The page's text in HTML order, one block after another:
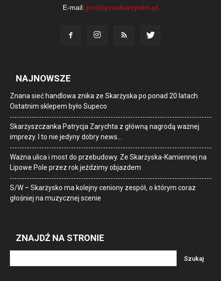
E-mail: pro@proskarzysko.pl
NAJNOWSZE
Znana sieć handlowa znika ze Skarżyska po ponad 20 latach.
Ostatnim sklepem było Supeco
Skarżyszczanka Patrycja Zarychta z główną nagrodą ważnej
imprezy. I to nie jedyny dobry news…
Ważna ulica i most do przebudowy. Ze Skarżyska-Kamiennej na
Lipowe Pole przez rok jeździmy objazdem
S/W – Skarżysko ma kolejny ceniony zespół, o którym coraz
głośniej na muzycznej scenie
ZNAJDŹ NA STRONIE